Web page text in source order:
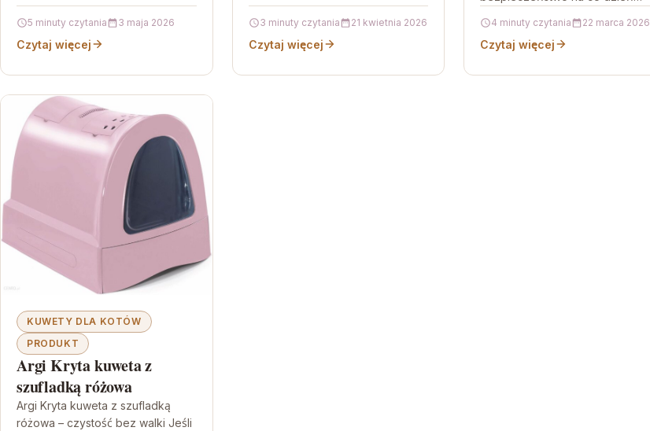
5 minuty czytania 3 maja 2026
Czytaj więcej
3 minuty czytania 21 kwietnia 2026
Czytaj więcej
buldoga francuskiego 1 to
praktyczne rozwiązanie…
4 minuty czytania 22 marca 2026
Czytaj więcej
KUWETY DLA KOTÓW
PRODUKT
Argi Kryta kuweta z
szufladką różowa
Argi Kryta kuweta z szufladką
różowa – czystość bez walki Jeśli